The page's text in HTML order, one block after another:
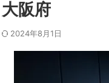
大阪府
2024年8月1日